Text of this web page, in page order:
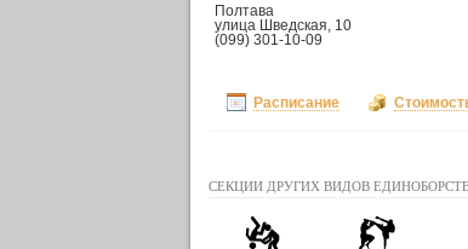
Полтава
улица Шведская, 10
(099) 301-10-09
Расписание
СЕКЦИИ ДРУГИХ ВИДОВ